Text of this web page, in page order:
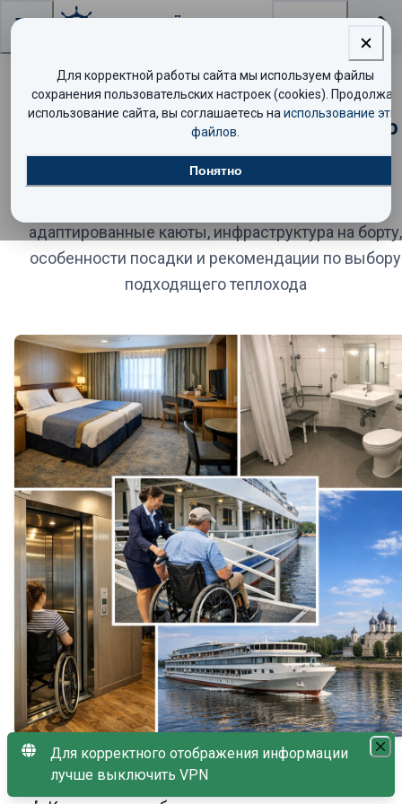
Выбор теплохода для людей с
нарушением опорно-двигательного
аппарата
адаптированные каюты, инфраструктура на борту,
особенности посадки и рекомендации по выбору
подходящего теплохода
Для корректной работы сайта мы используем файлы
сохранения пользовательских настроек (cookies). Продолжая
использование сайта, вы соглашаетесь на использование
файлов
Понятно
Для корректного отображения информации
лучше выключить VPN